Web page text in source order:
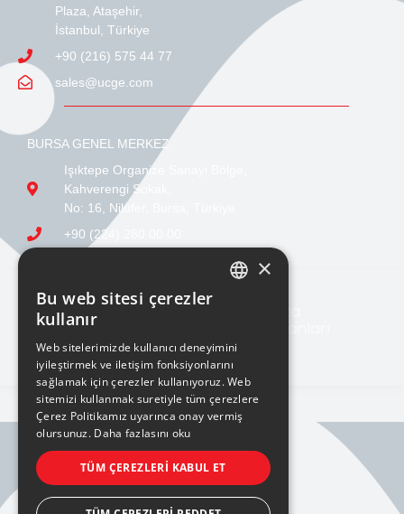
BURSA GENEL MERKEZ
Işıktepe Organize Sanayi Bölge,
Kahverengi Sokak,
No: 16, Nilüfer, Bursa, Türkiye
+90 (224) 280 00 00
Plaza, Ataşehir,
İstanbul, Türkiye
+90 (216) 575 44 77
sales@ucge.com
KVKK AYDINLATMA METNİ
BILGI TOPLUMU HIZMETLERI
×
Bu web sitesi çerezler
kullanır
Web sitelerimizde kullanıcı deneyimini
iyileştirmek ve iletişim fonksiyonlarını
sağlamak için çerezler kullanıyoruz. Web
sitemizi kullanmak suretiyle tüm çerezlere
Çerez Politikamız uyarınca onay vermiş
olursunuz. Daha fazlasını oku
TÜM ÇEREZLERI KABUL ET